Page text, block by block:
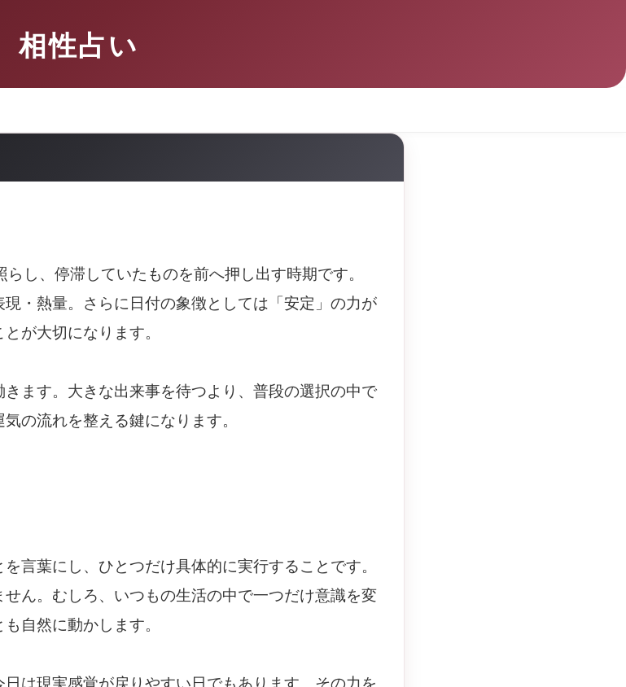
相性占い
し、停滞していたものを前へ押し出す時期です。
・熱量。さらに日付の象徴としては「安定」の力が
が大切になります。
ます。大きな出来事を待つより、普段の選択の中で
の流れを整える鍵になります。
言葉にし、ひとつだけ具体的に実行することです。
ん。むしろ、いつもの生活の中で一つだけ意識を変
自然に動かします。
は現実感覚が戻りやすい日でもあります。その力を